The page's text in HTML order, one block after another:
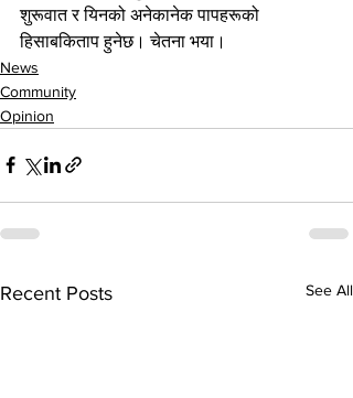
शुरूवात र यिनको अनेकानेक पापहरूको
हिसाबकिताप हुनेछ। चेतना भया।
News
Community
Opinion
Recent Posts See All